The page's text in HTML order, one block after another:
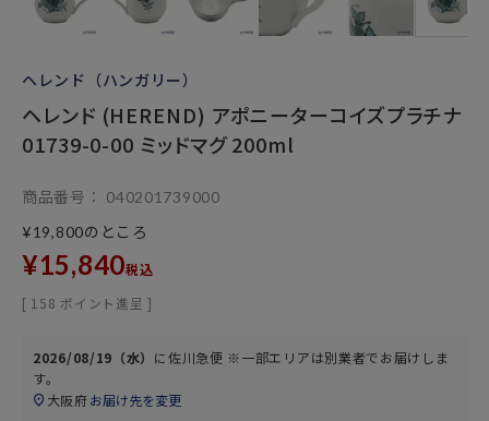
ヘレンド（ハンガリー）
ヘレンド (HEREND) アポニーターコイズプラチナ
01739-0-00 ミッドマグ 200ml
商品番号
040201739000
¥19,800のところ
¥15,840税込
[ 158 ポイント進呈 ]
2026/08/19（水） に佐川急便 ※一部エリアは別業者でお届けしま
す。
大阪府お届け先を変更